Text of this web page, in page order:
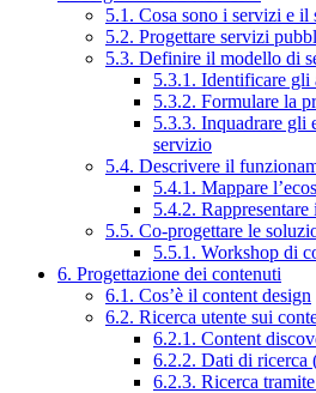
5.1. Cosa sono i servizi e il
5.2. Progettare servizi
5.3. Definire il modello di
5.3.1. Identificare
5.3.2. Formulare la
5.3.3. Inquadrare gli
servizio
5.4. Descrivere il
5.4.1. Mappare
5.4.2.
5.5. Co-progettare le
5.5.1. Workshop di
6. Progettazione dei contenuti
6.1. Cos’è il content design
6.2. Ricerca utente sui
6.2.1. Content
6.2.2. Dati di ricerca
6.2.3. Ricerca